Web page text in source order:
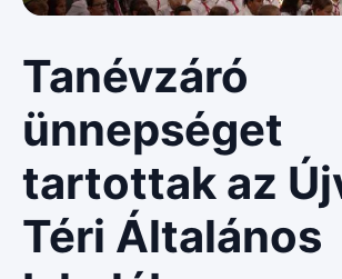
Tanévzáró
ünnepséget
tartottak az
Téri Általános